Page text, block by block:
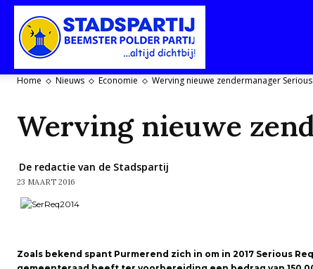
Polderpartij
Home Nieuws Economie Werving nieuwe zendermanager
Werving nieuwe
De redactie van de Stadspartij
23 MAART 2016
Zoals bekend spant Purmerend zich in om in 2017 Serious